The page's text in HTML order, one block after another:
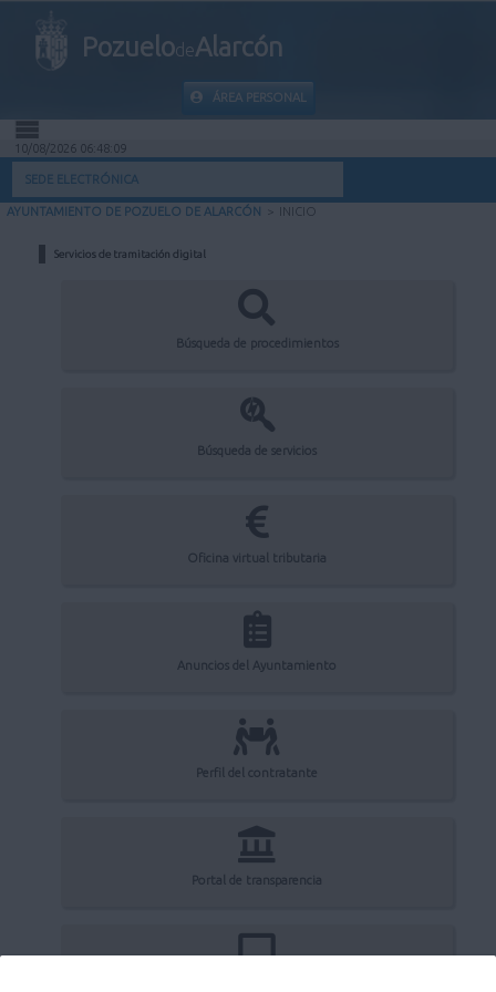
PozuelodeAlarcón
ÁREA PERSONAL
INICIO
INFORMACIÓN MUNICIPAL
10/08/2026 06:48:09
SEDE ELECTRÓNICA
AYUNTAMIENTO DE POZUELO DE ALARCÓN > INICIO
Servicios de tramitación digital
Búsqueda de procedimientos
Búsqueda de servicios
Oficina virtual tributaria
Anuncios del Ayuntamiento
Perfil del contratante
Portal de transparencia